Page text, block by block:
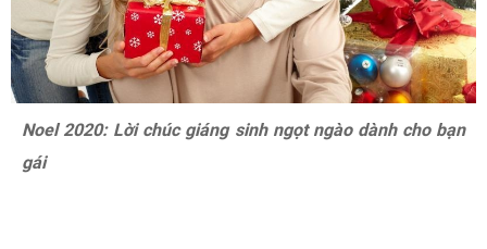
Noel 2020: Lời chúc giáng sinh ngọt ngào dành cho bạn
gái